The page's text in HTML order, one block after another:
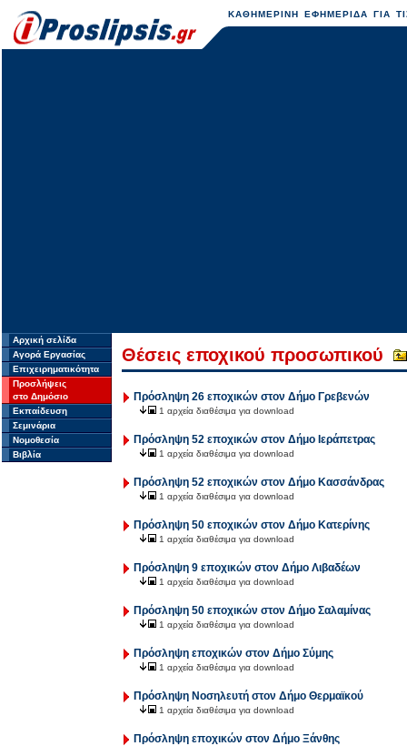
ΚΑΘΗΜΕΡΙΝΗ ΕΦΗΜΕΡΙΔΑ ΓΙΑ
Αρχική σελίδα
Αγορά Εργασίας
Επιχειρηματικότητα
Προσλήψεις
στο Δημόσιο
Εκπαίδευση
Σεμινάρια
Νομοθεσία
Βιβλία
Θέσεις εποχικού προσωπικού
Πρόσληψη 26 εποχικών στον Δήμο Γρεβενών
1 αρχεία διαθέσιμα για download
Πρόσληψη 52 εποχικών στον Δήμο Ιεράπετρας
1 αρχεία διαθέσιμα για download
Πρόσληψη 52 εποχικών στον Δήμο Κασσάνδρας
1 αρχεία διαθέσιμα για download
Πρόσληψη 50 εποχικών στον Δήμο Κατερίνης
1 αρχεία διαθέσιμα για download
Πρόσληψη 9 εποχικών στον Δήμο Λιβαδέων
1 αρχεία διαθέσιμα για download
Πρόσληψη 50 εποχικών στον Δήμο Σαλαμίνας
1 αρχεία διαθέσιμα για download
Πρόσληψη εποχικών στον Δήμο Σύμης
1 αρχεία διαθέσιμα για download
Πρόσληψη Νοσηλευτή στον Δήμο Θερμαϊκού
1 αρχεία διαθέσιμα για download
Πρόσληψη εποχικών στον Δήμο Ξάνθης